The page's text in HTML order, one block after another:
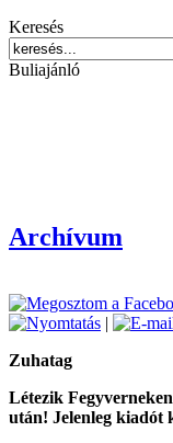
Keresés
Buliajánló
Archívum
|
Zuhatag
Létezik
után! Jelenleg kiadót